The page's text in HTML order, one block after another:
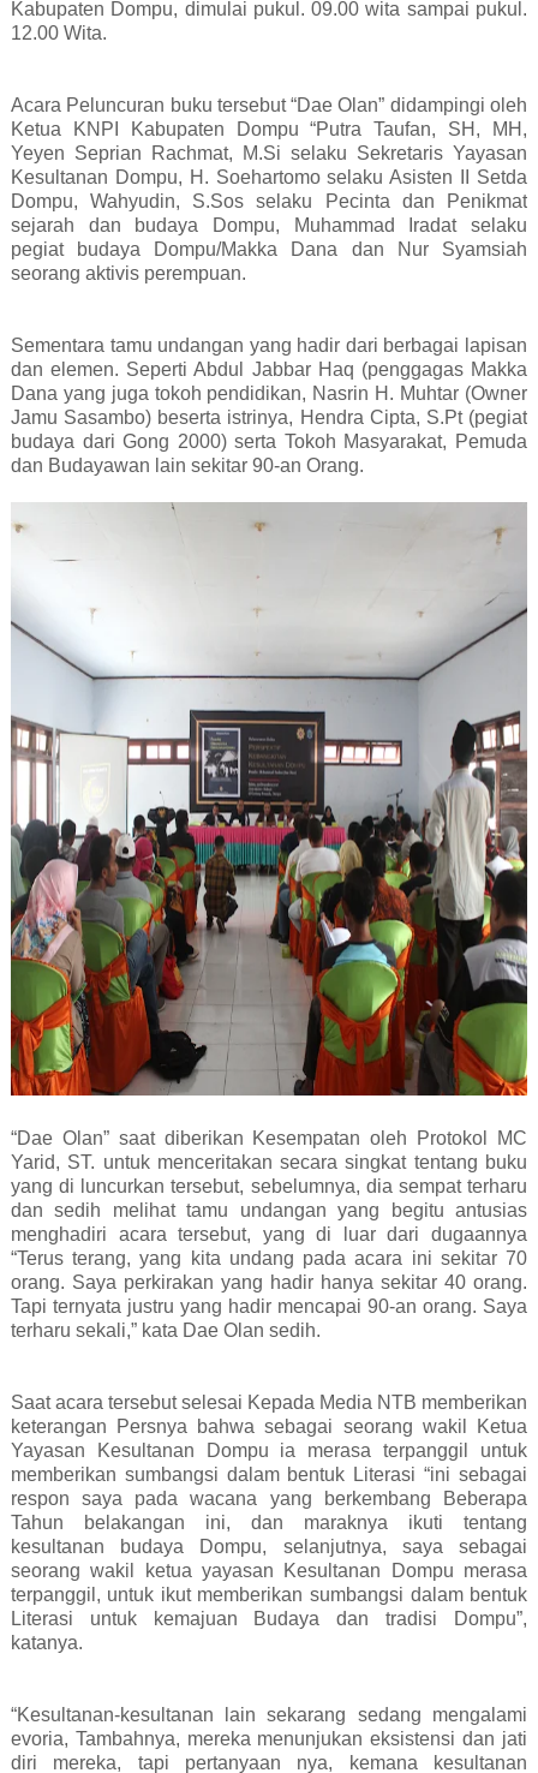
Kabupaten Dompu, dimulai pukul. 09.00 wita sampai pukul.
12.00 Wita.
Acara Peluncuran buku tersebut “Dae Olan” didampingi oleh
Ketua KNPI Kabupaten Dompu “Putra Taufan, SH, MH,
Yeyen Seprian Rachmat, M.Si selaku Sekretaris Yayasan
Kesultanan Dompu, H. Soehartomo selaku Asisten II Setda
Dompu, Wahyudin, S.Sos selaku Pecinta dan Penikmat
sejarah dan budaya Dompu, Muhammad Iradat selaku
pegiat budaya Dompu/Makka Dana dan Nur Syamsiah
seorang aktivis perempuan.
Sementara tamu undangan yang hadir dari berbagai lapisan
dan elemen. Seperti Abdul Jabbar Haq (penggagas Makka
Dana yang juga tokoh pendidikan, Nasrin H. Muhtar (Owner
Jamu Sasambo) beserta istrinya, Hendra Cipta, S.Pt (pegiat
budaya dari Gong 2000) serta Tokoh Masyarakat, Pemuda
dan Budayawan lain sekitar 90-an Orang.
“Dae Olan” saat diberikan Kesempatan oleh Protokol MC
Yarid, ST. untuk menceritakan secara singkat tentang buku
yang di luncurkan tersebut, sebelumnya, dia sempat terharu
dan sedih melihat tamu undangan yang begitu antusias
menghadiri acara tersebut, yang di luar dari dugaannya
“Terus terang, yang kita undang pada acara ini sekitar 70
orang. Saya perkirakan yang hadir hanya sekitar 40 orang.
Tapi ternyata justru yang hadir mencapai 90-an orang. Saya
terharu sekali,” kata Dae Olan sedih.
Saat acara tersebut selesai Kepada Media NTB memberikan
keterangan Persnya bahwa sebagai seorang wakil Ketua
Yayasan Kesultanan Dompu ia merasa terpanggil untuk
memberikan sumbangsi dalam bentuk Literasi “ini sebagai
respon saya pada wacana yang berkembang Beberapa
Tahun belakangan ini, dan maraknya ikuti tentang
kesultanan budaya Dompu, selanjutnya, saya sebagai
seorang wakil ketua yayasan Kesultanan Dompu merasa
terpanggil, untuk ikut memberikan sumbangsi dalam bentuk
Literasi untuk kemajuan Budaya dan tradisi Dompu”,
katanya.
“Kesultanan-kesultanan lain sekarang sedang mengalami
evoria, Tambahnya, mereka menunjukan eksistensi dan jati
diri mereka, tapi pertanyaan nya, kemana kesultanan